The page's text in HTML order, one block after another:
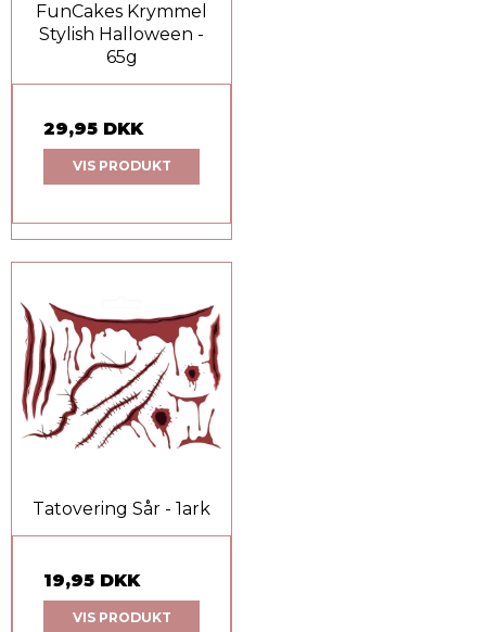
FunCakes Krymmel
Stylish Halloween -
65g
29,95 DKK
VIS PRODUKT
Tatovering Sår - 1ark
19,95 DKK
VIS PRODUKT